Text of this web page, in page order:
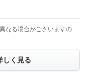
あり
トカメラ
備なし
なる場合がございますの
しく見る